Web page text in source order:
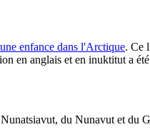
enfance dans l'Arctique. Ce
en anglais et en inuktitut a
du Nunavut et du